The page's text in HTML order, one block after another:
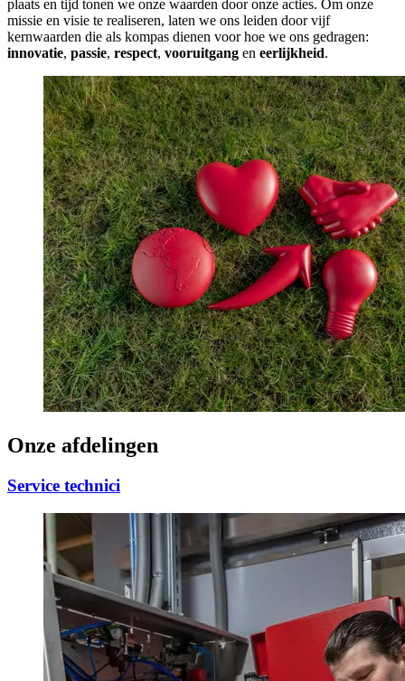
plaats en tijd tonen we onze waarden door onze acties. Om onze
missie en visie te realiseren, laten we ons leiden door vijf
kernwaarden die als kompas dienen voor hoe we ons gedragen:
innovatie, passie, respect, vooruitgang en eerlijkheid.
Onze afdelingen
Service technici